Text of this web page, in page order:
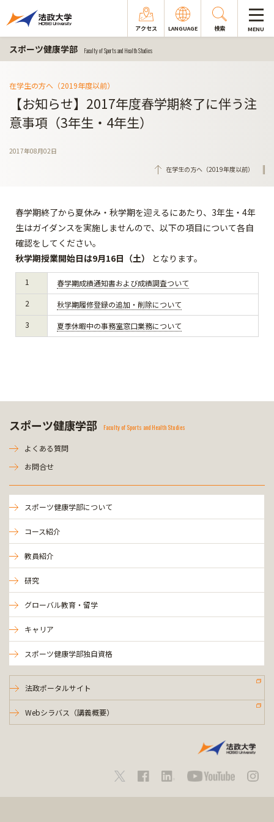
アクセス LANGUAGE 検索 MENU
スポーツ健康学部 Faculty of Sports and Health Studies
在学生の方へ（2019年度以前）
【お知らせ】2017年度春学期終了に伴う注
意事項（3年生・4年生）
2017年08月02日
在学生の方へ（2019年度以前）
春学期終了から夏休み・秋学期を迎えるにあたり、3年生・4年
生はガイダンスを実施しませんので、以下の項目について各自
確認をしてください。
秋学期授業開始日は9月16日（土） となります。
1
春学期成績通知書および成績調査ついて
2
秋学期履修登録の追加・削除について
3
夏季休暇中の事務室窓口業務について
スポーツ健康学部 Faculty of Sports and Health Studies
よくある質問
お問合せ
スポーツ健康学部について
コース紹介
教員紹介
研究
グローバル教育・留学
キャリア
スポーツ健康学部独自資格
法政ポータルサイト
Webシラバス（講義概要）